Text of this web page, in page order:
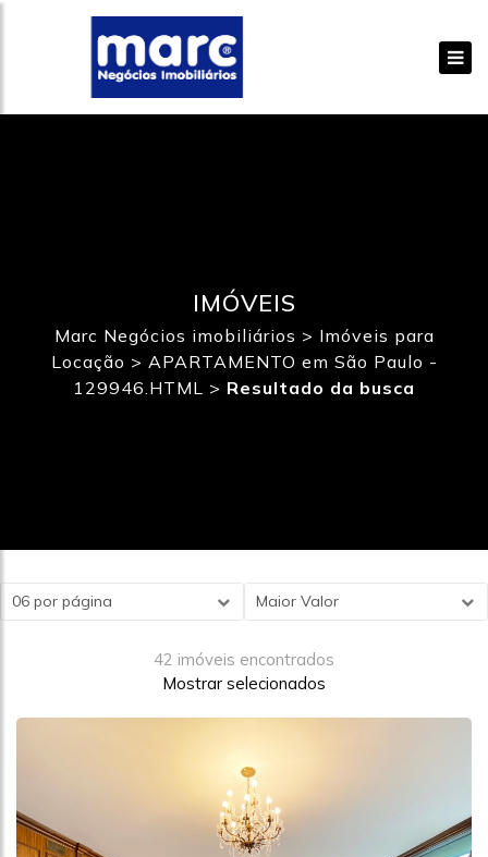
IMÓVEIS
Marc Negócios imobiliários > Imóveis para
Locação > APARTAMENTO em São Paulo -
129946.HTML > Resultado da busca
Maior Valor
06 por página
42 imóveis encontrados
Mostrar selecionados